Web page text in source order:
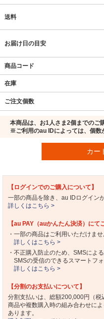
送料
お届け日の目安
商品コード
在庫
ご注文個数
本商品は、お1人さま2個までのご
※ご利用のau IDによっては、個数
カー
【ログインでのご購入について】
一部の商品を除き、au IDログイン
詳しくはこちら >
【au PAY（auかんたん決済）にて
・一部の商品はご利用いただけま
詳しくはこちら >
・不正購入防止のため、SMSによ
SMSの受信のできるスマートフ
詳しくはこちら >
【分割のお支払いについて】
分割支払いは、総額200,000円（税
商品や複数購入時の組み合わせに
あります。